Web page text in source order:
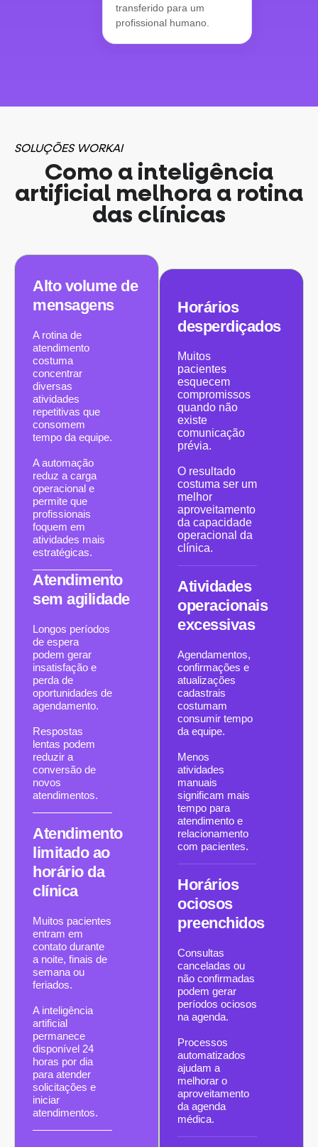
transferido para um
profissional humano.
SOLUÇÕES WORKAI
Como a inteligência
artificial melhora a rotina
das clínicas
Alto volume de
mensagens
A rotina de
atendimento
costuma
concentrar
diversas
atividades
repetitivas que
consomem
tempo da equipe.
A automação
reduz a carga
operacional e
permite que
profissionais
foquem em
atividades mais
estratégicas.
Atendimento
sem agilidade
Longos períodos
de espera
podem gerar
insatisfação e
perda de
oportunidades de
agendamento.
Respostas
lentas podem
reduzir a
conversão de
novos
atendimentos.
Atendimento
limitado ao
horário da
clínica
Muitos pacientes
entram em
contato durante
a noite, finais de
semana ou
feriados.
A inteligência
artificial
permanece
disponível 24
horas por dia
para atender
solicitações e
iniciar
atendimentos.
Horários
desperdiçados
Muitos
pacientes
esquecem
compromissos
quando não
existe
comunicação
prévia.
O resultado
costuma ser um
melhor
aproveitamento
da capacidade
operacional da
clínica.
Atividades
operacionais
excessivas
Agendamentos,
confirmações e
atualizações
cadastrais
costumam
consumir tempo
da equipe.
Menos
atividades
manuais
significam mais
tempo para
atendimento e
relacionamento
com pacientes.
Horários
ociosos
preenchidos
Consultas
canceladas ou
não confirmadas
podem gerar
períodos ociosos
na agenda.
Processos
automatizados
ajudam a
melhorar o
aproveitamento
da agenda
médica.